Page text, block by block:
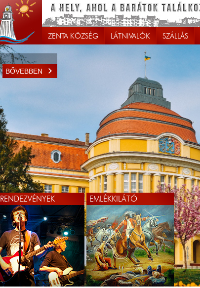
ZENTA KÖZSÉG LÁTNIVALÓK SZÁLLÁS
BŐVEBBEN
RENDEZVÉNYEK EMLÉKKILÁTÓ